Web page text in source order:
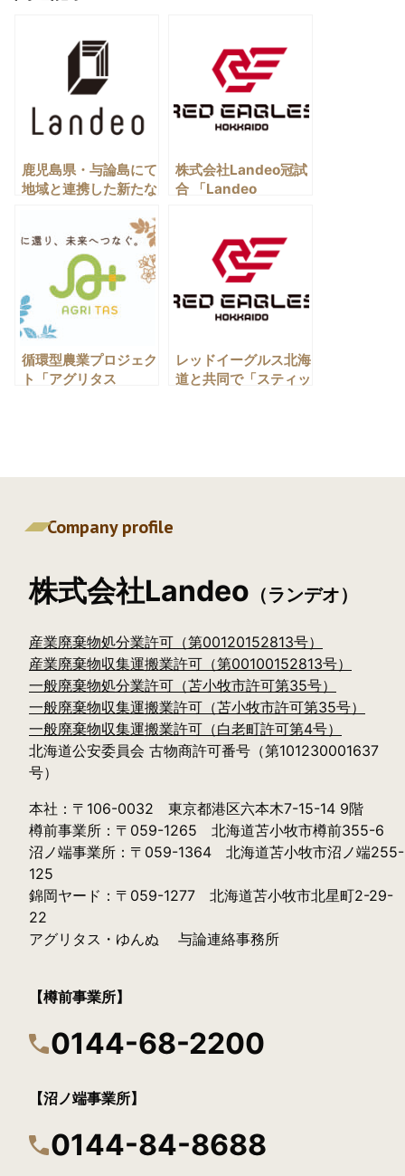
主な取引先
アクセス
資料ダウンロード
お問い合わせ
樽前事業所
0144-68-2200
0144-84-8688
鹿児島県・与論島にて
地域と連携した新たな
ス・ゆんぬ・プロジェ
クト」スタートのお知
株式会社Landeo冠試
合 「Landeo
H.C.栃木日光アイス
バックス」開催のお知
循環型農業プロジェク
ト「アグリタス
レッドイーグルス北海
道と共同で「スティッ
Company profile
株式会社Landeo （ランデオ）
産業廃棄物処分業許可（第00120152813号）
産業廃棄物収集運搬業許可（第00100152813号）
一般廃棄物処分業許可（苫小牧市許可第35号）
一般廃棄物収集運搬業許可（苫小牧市許可第35号）
一般廃棄物収集運搬業許可（白老町許可第4号）
北海道公安委員会 古物商許可番号（第101230001637
号）
本社：〒106-0032 東京都港区六本木7-15-14 9階
樽前事業所：〒059-1265 北海道苫小牧市樽前355-6
沼ノ端事業所：〒059-1364 北海道苫小牧市沼ノ端255-
125
錦岡ヤード：〒059-1277 北海道苫小牧市北星町2-29-
22
アグリタス・ゆんぬ 与論連絡事務所
【樽前事業所】
0144-68-2200
【沼ノ端事業所】
0144-84-8688